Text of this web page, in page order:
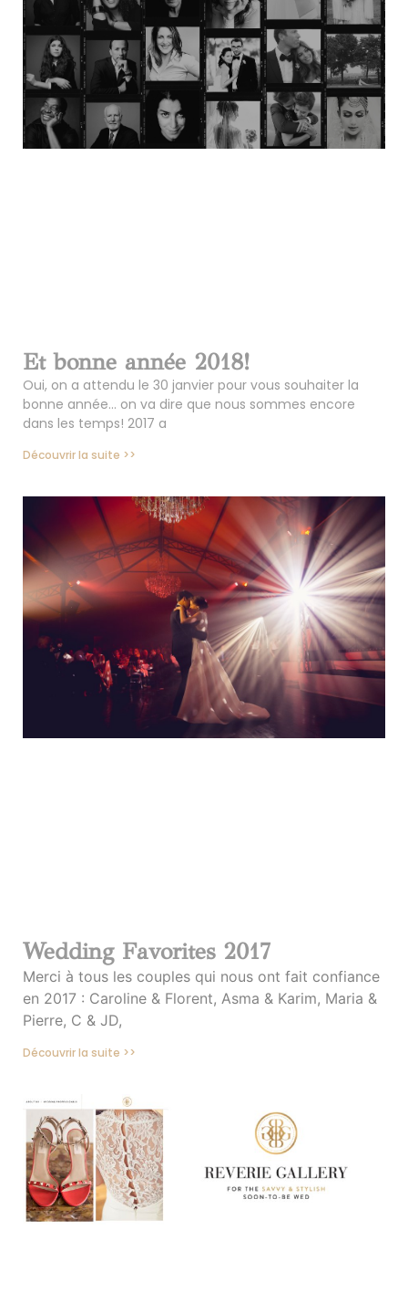
Et bonne année 2018!
Oui, on a attendu le 30 janvier pour vous souhaiter la
bonne année… on va dire que nous sommes encore
dans les temps! 2017 a
Découvrir la suite >>
Wedding Favorites 2017
Merci à tous les couples qui nous ont fait confiance
en 2017 : Caroline & Florent, Asma & Karim, Maria &
Pierre, C & JD,
Découvrir la suite >>